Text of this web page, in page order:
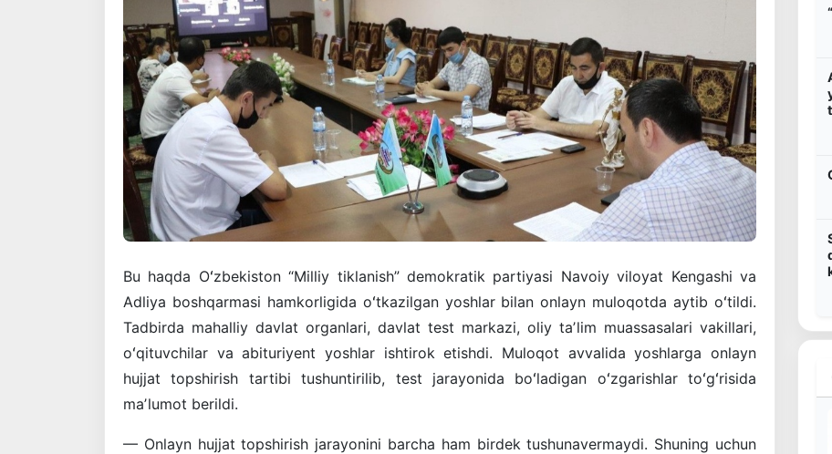
Bu haqda Oʻzbekiston “Milliy tiklanish” demokratik partiyasi Navoiy viloyat Kengashi va
Adliya boshqarmasi hamkorligida oʻtkazilgan yoshlar bilan onlayn muloqotda aytib oʻtildi.
Tadbirda mahalliy davlat organlari, davlat test markazi, oliy taʼlim muassasalari vakillari,
oʻqituvchilar va abituriyent yoshlar ishtirok etishdi. Muloqot avvalida yoshlarga onlayn
hujjat topshirish tartibi tushuntirilib, test jarayonida boʻladigan oʻzgarishlar toʻgʻrisida
maʼlumot berildi.
— Onlayn hujjat topshirish jarayonini barcha ham birdek tushunavermaydi. Shuning uchun